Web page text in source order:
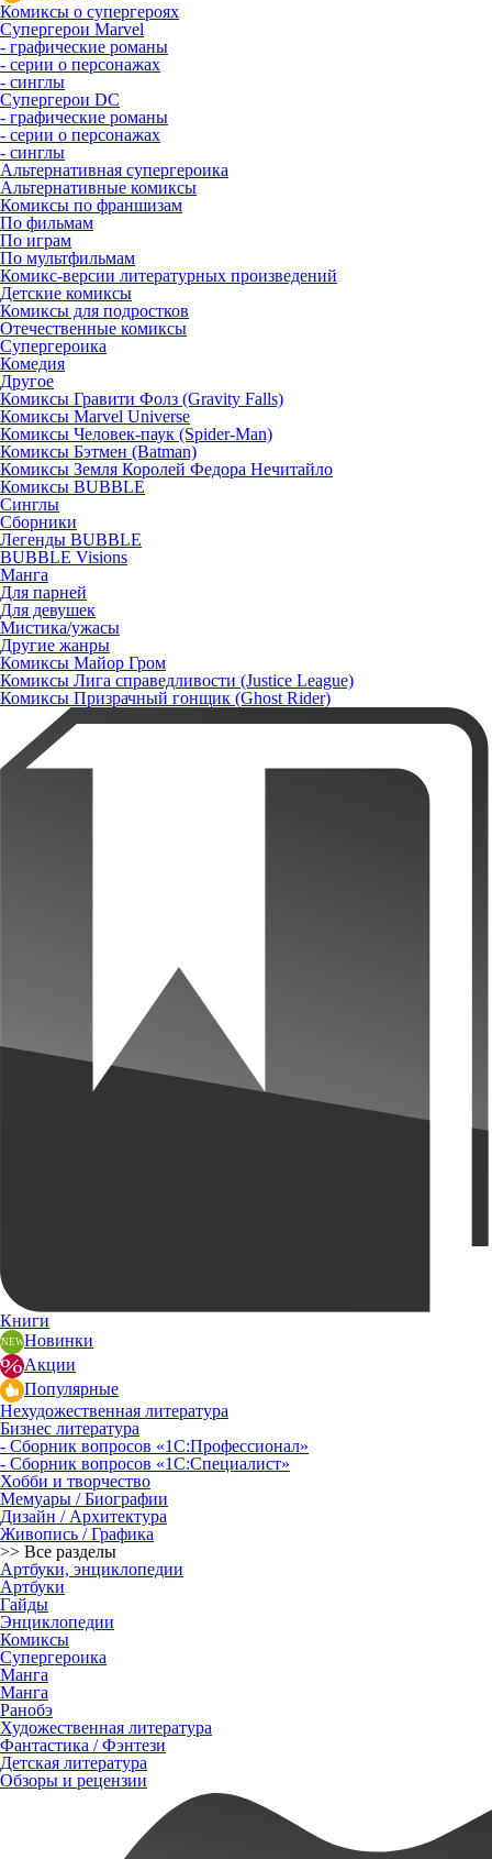
Комиксы о супергероях
Супергерои Marvel
- графические романы
- серии о персонажах
- синглы
Супергерои DC
- графические романы
- серии о персонажах
- синглы
Альтернативная супергероика
Альтернативные комиксы
Комиксы по франшизам
По фильмам
По играм
По мультфильмам
Комикс-версии литературных произведений
Детские комиксы
Комиксы для подростков
Отечественные комиксы
Супергероика
Комедия
Другое
Комиксы Гравити Фолз (Gravity Falls)
Комиксы Marvel Universe
Комиксы Человек-паук (Spider-Man)
Комиксы Бэтмен (Batman)
Комиксы Земля Королей Федора Нечитайло
Комиксы BUBBLE
Синглы
Сборники
Легенды BUBBLE
BUBBLE Visions
Манга
Для парней
Для девушек
Мистика/ужасы
Другие жанры
Комиксы Майор Гром
Комиксы Лига справедливости (Justice League)
Комиксы Призрачный гонщик (Ghost Rider)
Книги
Новинки
Акции
Популярные
Нехудожественная литература
Бизнес литература
- Сборник вопросов «1С:Профессионал»
- Сборник вопросов «1С:Специалист»
Хобби и творчество
Мемуары / Биографии
Дизайн / Архитектура
Живопись / Графика
>> Все разделы
Артбуки, энциклопедии
Артбуки
Гайды
Энциклопедии
Комиксы
Супергероика
Манга
Манга
Ранобэ
Художественная литература
Фантастика / Фэнтези
Детская литература
Обзоры и рецензии